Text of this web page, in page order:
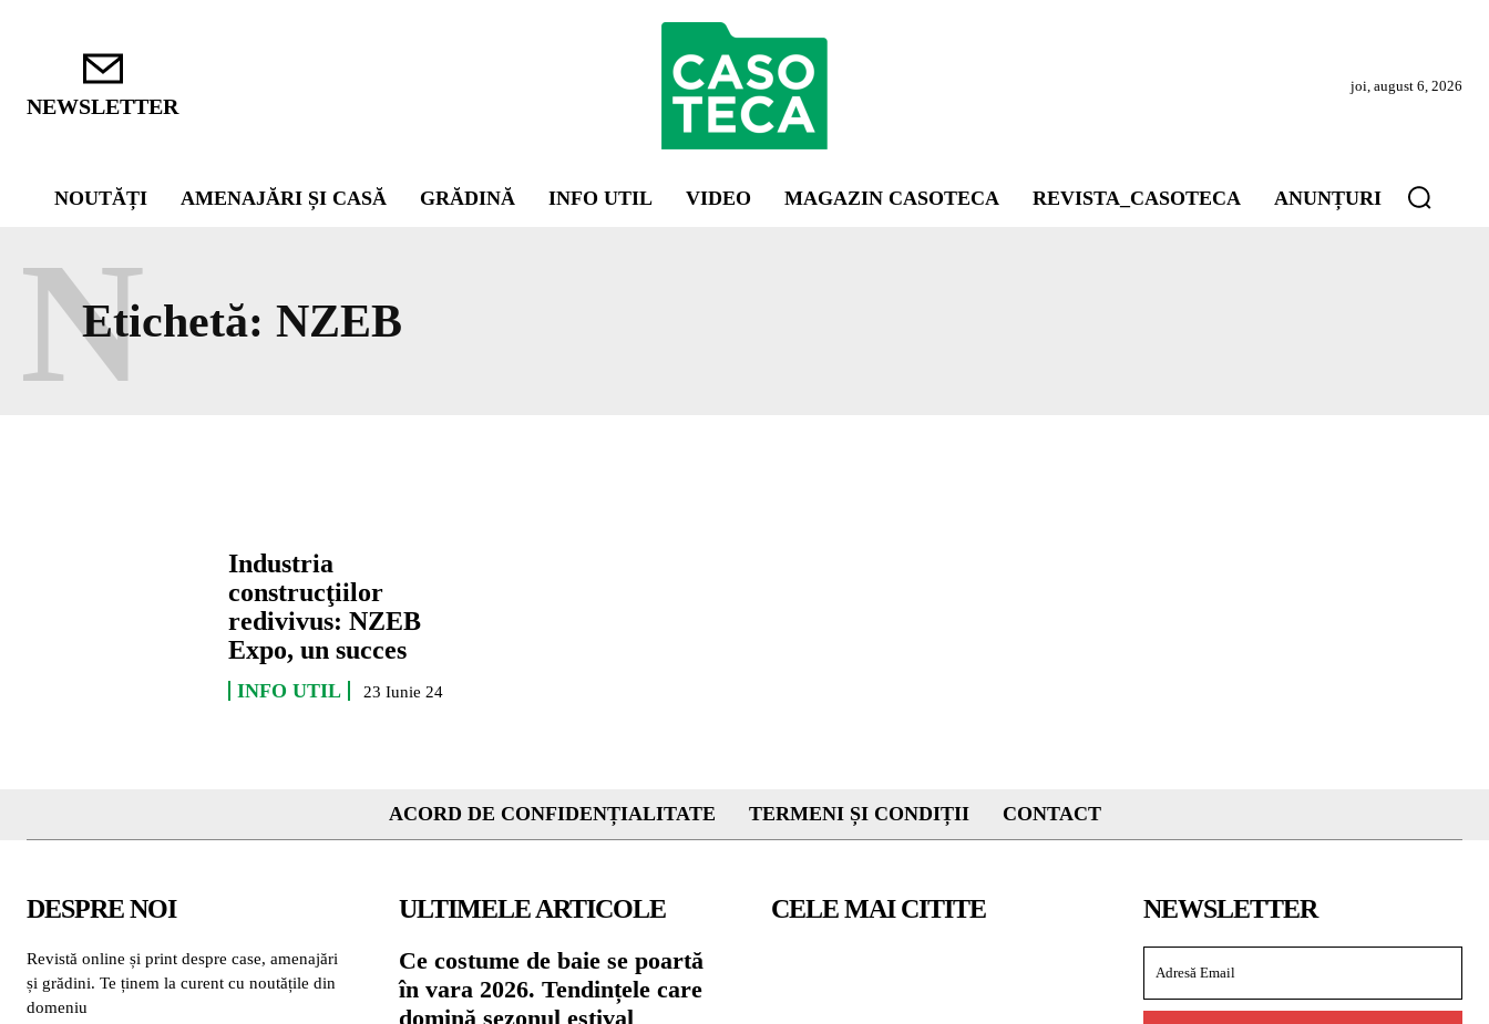
NEWSLETTER
joi, august 6, 2026
NOUTĂȚI AMENAJĂRI ȘI CASĂ GRĂDINĂ INFO UTIL VIDEO MAGAZIN CASOTECA REVISTA_CASOTECA ANUNȚURI
Etichetă: NZEB
N
Industria
construcţiilor
redivivus: NZEB
Expo, un succes
INFO UTIL 23 Iunie 24
ACORD DE CONFIDENȚIALITATE TERMENI ȘI CONDIȚII CONTACT
DESPRE NOI
Revistă online și print despre case, amenajări
și grădini. Te ținem la curent cu noutățile din
domeniu
ULTIMELE ARTICOLE
Ce costume de baie se poartă
în vara 2026. Tendințele care
domină sezonul estival
CELE MAI CITITE NEWSLETTER